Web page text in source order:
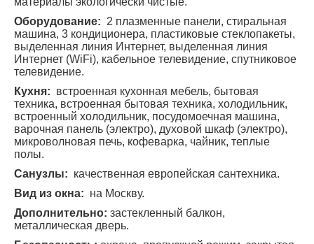
Оборудование: 2 плазменные панели, стиральная
машина, 3 кондиционера, пластиковые стеклопакеты,
выделенная линия Интернет, выделенная линия
Интернет (WiFi), кабельное телевидение, спутниковое
телевидение.
Кухня: встроенная кухонная мебель, бытовая
техника, встроенная бытовая техника, холодильник,
встроенный холодильник, посудомоечная машина,
варочная панель (электро), духовой шкаф (электро),
микроволновая печь, кофеварка, чайник, теплые
полы.
Санузлы: качественная европейская сантехника.
Вид из окна: на Москву.
Дополнительно: застекленный балкон,
металлическая дверь.